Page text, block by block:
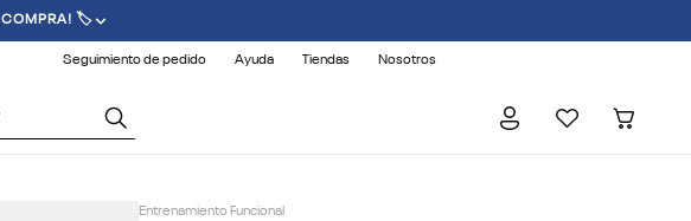
A $70.000 🚚
Seguimiento de pedido Ayuda Tiendas Nosotros
Entrenamiento Funcional